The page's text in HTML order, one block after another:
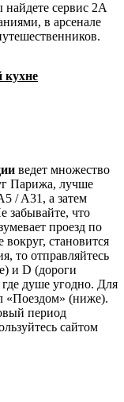
сервис 2А
в арсенале
кухне
ведет множество
Парижа, лучше
/ A31, а затем
забывайте, что
проезд по
становится
то отправляйтесь
и D (дороги
где душе угодно. Для
«Поездом» (ниже).
период
сайтом